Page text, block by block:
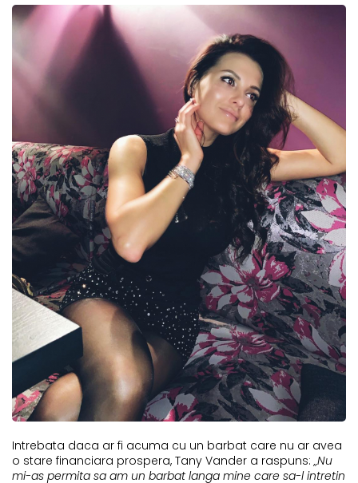
Intrebata daca ar fi acuma cu un barbat care nu ar avea
o stare financiara prospera, Tany Vander a raspuns: „Nu
mi-as permita sa am un barbat langa mine care sa-l intretin